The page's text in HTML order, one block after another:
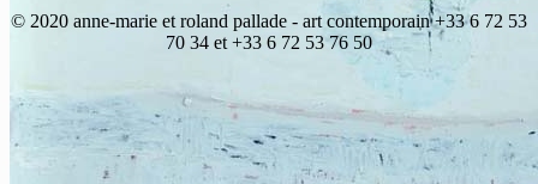
© 2020 anne-marie et roland pallade - art contemporain +33 6 72 53
70 34 et +33 6 72 53 76 50